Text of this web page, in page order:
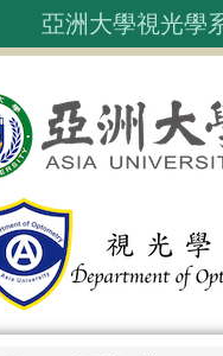
亞洲大學視光學